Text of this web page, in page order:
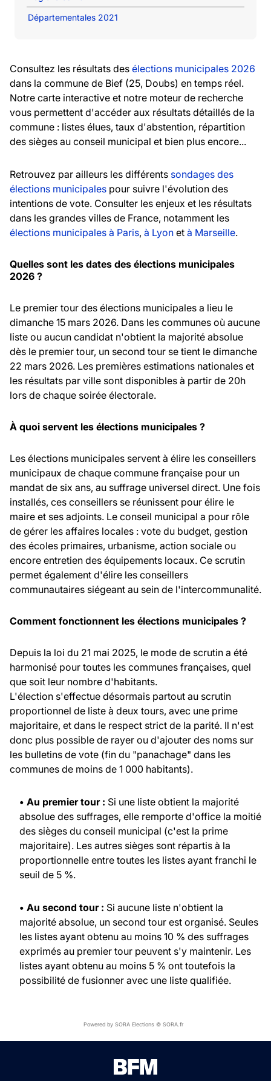
Départementales 2021
Consultez les résultats des élections municipales 2026
dans la commune de Bief (25, Doubs) en temps réel.
Notre carte interactive et notre moteur de recherche
vous permettent d'accéder aux résultats détaillés de la
commune : listes élues, taux d'abstention, répartition
des sièges au conseil municipal et bien plus encore...
Retrouvez par ailleurs les différents sondages des
élections municipales pour suivre l'évolution des
intentions de vote. Consulter les enjeux et les résultats
dans les grandes villes de France, notamment les
élections municipales à Paris, à Lyon et à Marseille.
Quelles sont les dates des élections municipales
2026 ?
Le premier tour des élections municipales a lieu le
dimanche 15 mars 2026. Dans les communes où aucune
liste ou aucun candidat n'obtient la majorité absolue
dès le premier tour, un second tour se tient le dimanche
22 mars 2026. Les premières estimations nationales et
les résultats par ville sont disponibles à partir de 20h
lors de chaque soirée électorale.
À quoi servent les élections municipales ?
Les élections municipales servent à élire les conseillers
municipaux de chaque commune française pour un
mandat de six ans, au suffrage universel direct. Une fois
installés, ces conseillers se réunissent pour élire le
maire et ses adjoints. Le conseil municipal a pour rôle
de gérer les affaires locales : vote du budget, gestion
des écoles primaires, urbanisme, action sociale ou
encore entretien des équipements locaux. Ce scrutin
permet également d'élire les conseillers
communautaires siégeant au sein de l'intercommunalité.
Comment fonctionnent les élections municipales ?
Depuis la loi du 21 mai 2025, le mode de scrutin a été
harmonisé pour toutes les communes françaises, quel
que soit leur nombre d'habitants.
L'élection s'effectue désormais partout au scrutin
proportionnel de liste à deux tours, avec une prime
majoritaire, et dans le respect strict de la parité. Il n'est
donc plus possible de rayer ou d'ajouter des noms sur
les bulletins de vote (fin du "panachage" dans les
communes de moins de 1 000 habitants).
• Au premier tour : Si une liste obtient la majorité
absolue des suffrages, elle remporte d'office la moitié
des sièges du conseil municipal (c'est la prime
majoritaire). Les autres sièges sont répartis à la
proportionnelle entre toutes les listes ayant franchi le
seuil de 5 %.
• Au second tour : Si aucune liste n'obtient la
majorité absolue, un second tour est organisé. Seules
les listes ayant obtenu au moins 10 % des suffrages
exprimés au premier tour peuvent s'y maintenir. Les
listes ayant obtenu au moins 5 % ont toutefois la
possibilité de fusionner avec une liste qualifiée.
Powered by SORA Elections © SORA.fr